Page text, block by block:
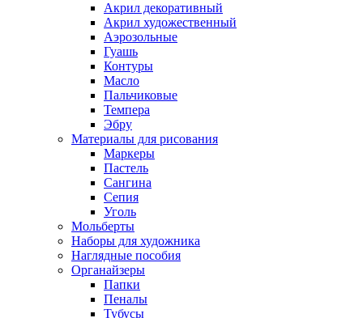
Акрил декоративный
Акрил художественный
Аэрозольные
Гуашь
Контуры
Масло
Пальчиковые
Темпера
Эбру
Материалы для рисования
Маркеры
Пастель
Сангина
Сепия
Уголь
Мольберты
Наборы для художника
Наглядные пособия
Органайзеры
Папки
Пеналы
Тубусы